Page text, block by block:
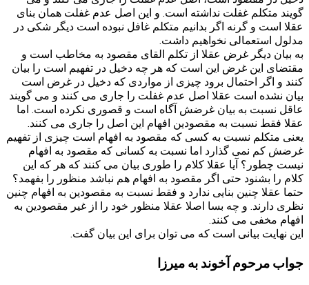
گویند متکلم غفلت نداشته است. و این اصل عدم غفلت همان بنای
عقلا است و گرنه اگر بدانیم متکلم غافل نبوده است دیگر شکی در
مدلول استعمالی نخواهیم داشت.
به بیان دیگر غرض عقلا از تکلم القای مقصود به مخاطب است و
مقتضای این غرض این است که هر چه دخیل در تفهیم است را بیان
کنند و اگر احتمال برود چیزی از مواردی که دخیل در غرض است
بیان نشده است عقلا اصل عدم غفلت را جاری می کنند و می گویند
عاقل نسبت به بیان غرضش آگاه است و قصوری نکرده است. اما
عقلا فقط نسبت به مقصودین افهام این اصل را جاری می کنند.
یعنی متکلم نسبت به کسی که مقصود به افهام است چیزی از تفهیم
غرضش کم نمی گذارد اما نسبت به کسانی که مقصود به افهام
نیست چطور؟ آیا عقلا کلام را طوری بیان می کنند که هر که این
کلام را بشنود حتی اگر مقصود به افهام هم نباشد منظور را بفهمد؟
حتما عقلا چنین بنایی ندارد و فقط نسبت به مقصودین به افهام چنین
نظری دارند. و چه بسا اصلا عقلا منظور خود را از غیر مقصودین به
افهام مخفی می کنند.
این نهایت بیانی است که می توان برای این بیان گفت.
جواب مرحوم آخوند به میرزا